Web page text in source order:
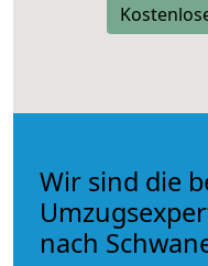
Wir sind die
nach